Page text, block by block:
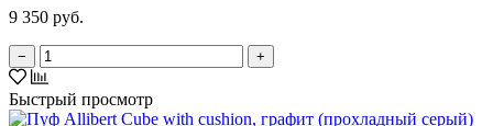
9 350 руб.
− +
Быстрый просмотр